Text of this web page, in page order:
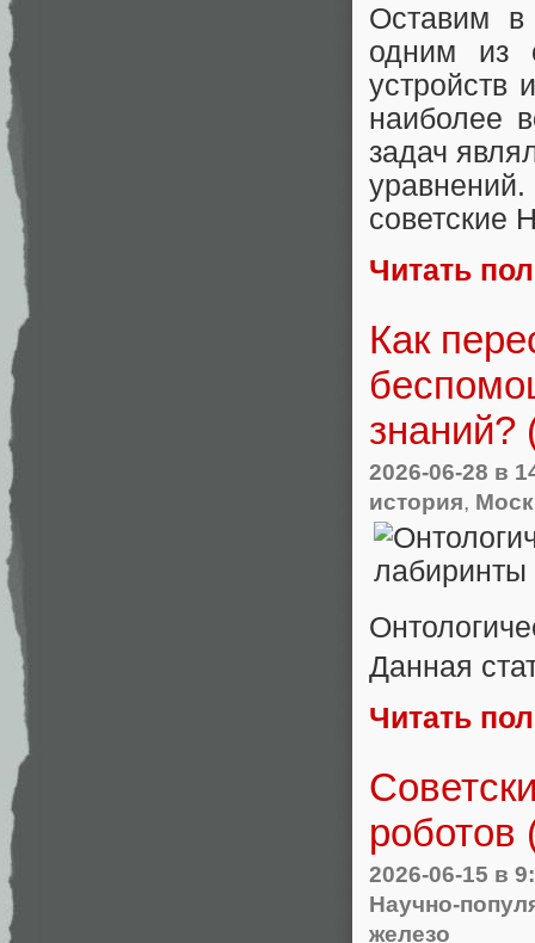
Оставим в
одним из
устройств
наиболее
задач
советские
Читать
Как
знаний?
2026-06-28 в
история,
Данная
Читать
роботов
2026-06-15 в
Научно-
железо